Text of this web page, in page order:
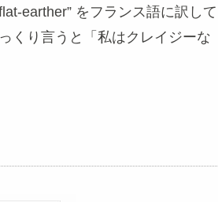
earther” をフランス語に訳して
くり言うと「私はクレイジーな